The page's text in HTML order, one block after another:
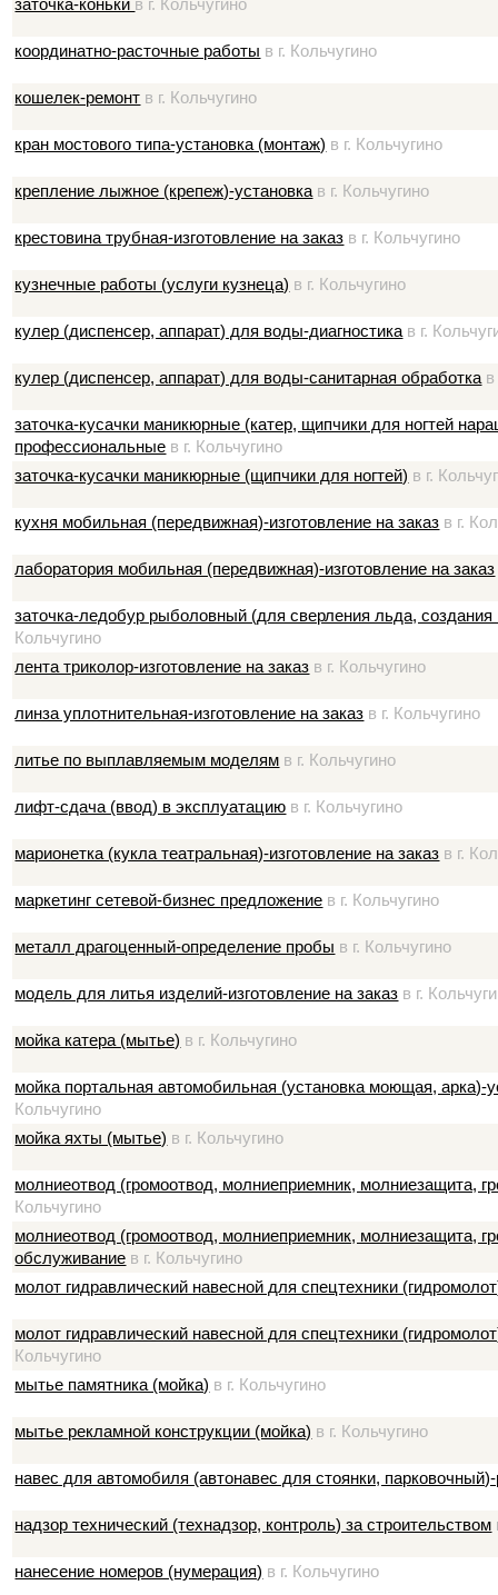
заточка-коньки в г. Кольчугино
координатно-расточные работы в г. Кольчугино
кошелек-ремонт в г. Кольчугино
кран мостового типа-установка (монтаж) в г. Кольчугино
крепление лыжное (крепеж)-установка в г. Кольчугино
крестовина трубная-изготовление на заказ в г. Кольчугино
кузнечные работы (услуги кузнеца) в г. Кольчугино
кулер (диспенсер, аппарат) для воды-диагностика в г.
кулер (диспенсер, аппарат) для воды-санитарная обработка
заточка-кусачки маникюрные (катер, щипчики для ногтей
профессиональные в г. Кольчугино
заточка-кусачки маникюрные (щипчики для ногтей) в г.
кухня мобильная (передвижная)-изготовление на заказ в г.
лаборатория мобильная (передвижная)-изготовление на заказ
заточка-ледобур рыболовный (для сверления льда, создания
Кольчугино
лента триколор-изготовление на заказ в г. Кольчугино
линза уплотнительная-изготовление на заказ в г. Кольчугино
литье по выплавляемым моделям в г. Кольчугино
лифт-сдача (ввод) в эксплуатацию в г. Кольчугино
марионетка (кукла театральная)-изготовление на заказ в г.
маркетинг сетевой-бизнес предложение в г. Кольчугино
металл драгоценный-определение пробы в г. Кольчугино
модель для литья изделий-изготовление на заказ в г.
мойка катера (мытье) в г. Кольчугино
мойка портальная автомобильная (установка моющая, арка)-
Кольчугино
мойка яхты (мытье) в г. Кольчугино
молниеотвод (громоотвод, молниеприемник, молниезащита,
Кольчугино
молниеотвод (громоотвод, молниеприемник, молниезащита,
обслуживание в г. Кольчугино
молот гидравлический навесной для спецтехники
молот гидравлический навесной для спецтехники
Кольчугино
мытье памятника (мойка) в г. Кольчугино
мытье рекламной конструкции (мойка) в г. Кольчугино
навес для автомобиля (автонавес для стоянки,
надзор технический (технадзор, контроль) за строительством
нанесение номеров (нумерация) в г. Кольчугино